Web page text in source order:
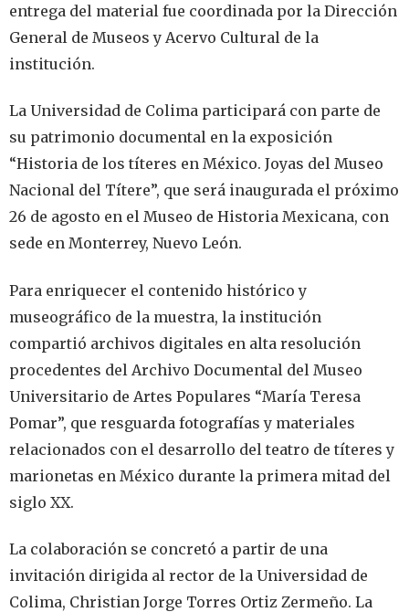
entrega del material fue coordinada por la Dirección
General de Museos y Acervo Cultural de la
institución.
La Universidad de Colima participará con parte de
su patrimonio documental en la exposición
“Historia de los títeres en México. Joyas del Museo
Nacional del Títere”, que será inaugurada el próximo
26 de agosto en el Museo de Historia Mexicana, con
sede en Monterrey, Nuevo León.
Para enriquecer el contenido histórico y
museográfico de la muestra, la institución
compartió archivos digitales en alta resolución
procedentes del Archivo Documental del Museo
Universitario de Artes Populares “María Teresa
Pomar”, que resguarda fotografías y materiales
relacionados con el desarrollo del teatro de títeres y
marionetas en México durante la primera mitad del
siglo XX.
La colaboración se concretó a partir de una
invitación dirigida al rector de la Universidad de
Colima, Christian Jorge Torres Ortiz Zermeño. La